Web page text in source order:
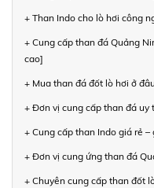
+ Than Indo cho lò hơi công
+ Cung cấp than đá Quảng
cao]
+ Mua than đá đốt lò hơi ở
+ Đơn vị cung cấp than đá uy
+ Cung cấp than Indo giá rẻ
+ Đơn vị cung ứng than đá
+ Chuyên cung cấp than đốt